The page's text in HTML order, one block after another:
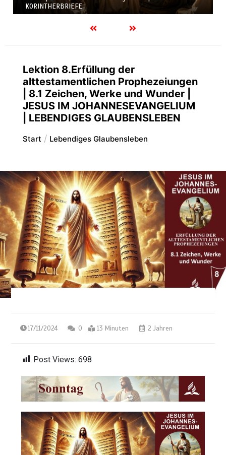
KORINTHERBRIEFE
Lektion 8.Erfüllung der
alttestamentlichen Prophezeiungen
| 8.1 Zeichen, Werke und Wunder |
JESUS IM JOHANNESEVANGELIUM
| LEBENDIGES GLAUBENSLEBEN
Start Lebendiges Glaubensleben
17/11/2024 0 13 Minuten 2 Jahren
Post Views: 698